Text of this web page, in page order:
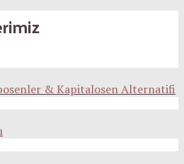
& Kapitalosen Alternatifi